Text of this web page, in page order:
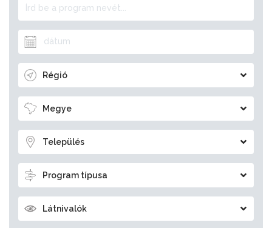
Régió
Megye
Település
Program típusa
Látnivalók